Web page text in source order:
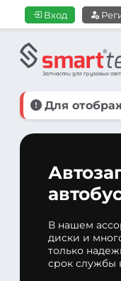
Вход
Для
В нашем
диски и
только
срок службы